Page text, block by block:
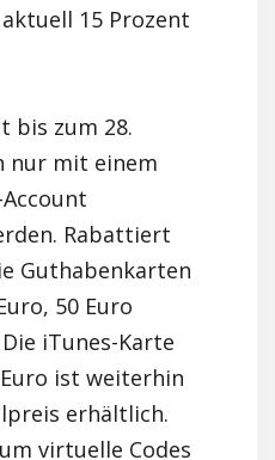
15 Prozent
bis zum 28.
nur mit einem
Rabattiert
Guthabenkarten
50 Euro
iTunes-Karte
ist weiterhin
erhältlich.
virtuelle Codes